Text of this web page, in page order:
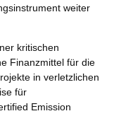
weiter
kritischen
Finanzmittel für die
in verletzlichen
für
Emission